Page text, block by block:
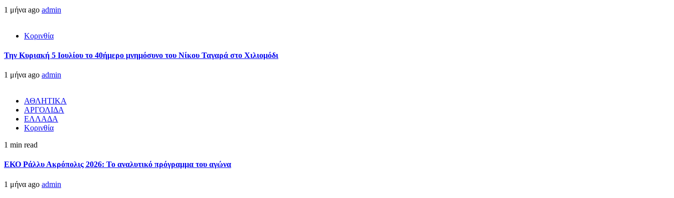
1 μήνα ago admin
Κορινθία
Την Κυριακή 5 Ιουλίου το 40ήμερο μνημόσυνο του Νίκου Ταγαρά στο Χιλιομόδι
1 μήνα ago admin
ΑΘΛΗΤΙΚΑ
ΑΡΓΟΛΙΔΑ
ΕΛΛΑΔΑ
Κορινθία
1 min read
ΕΚΟ Ράλλυ Ακρόπολις 2026: Το αναλυτικό πρόγραμμα του αγώνα
1 μήνα ago admin